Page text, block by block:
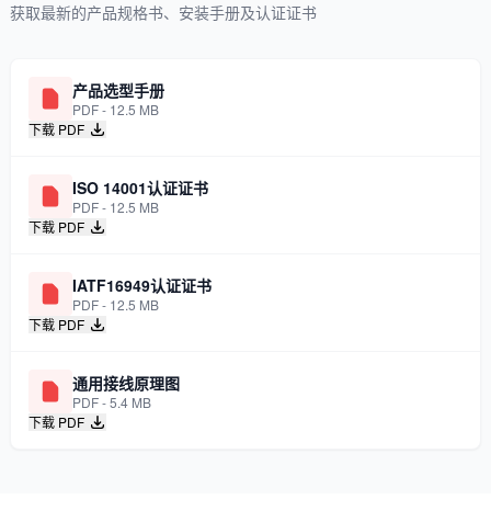
获取最新的产品规格书、安装手册及认证证书
产品选型手册
PDF - 12.5 MB
下载 PDF
ISO 14001认证证书
PDF - 12.5 MB
下载 PDF
IATF16949认证证书
PDF - 12.5 MB
下载 PDF
通用接线原理图
PDF - 5.4 MB
下载 PDF